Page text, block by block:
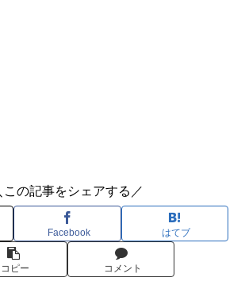
この記事をシェアする／
Facebook はてブ
コピー コメント